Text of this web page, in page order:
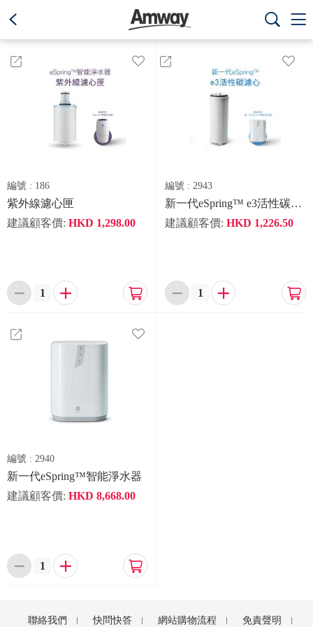
 

編號 : 186
紫外線濾心匣
建議顧客價: HKD 1,298.00
  
編號 : 2943
新一代eSpring™ e3活性碳濾心
建議顧客價: HKD 1,226.50
  
編號 : 2940
新一代eSpring™智能淨水器
建議顧客價: HKD 8,668.00
  
聯絡我們 快問快答 網站購物流程 免責聲明